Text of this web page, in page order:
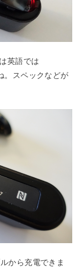
英語では
。スペックなどが
から充電できま